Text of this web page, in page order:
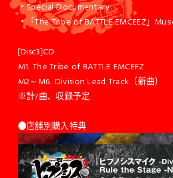
・Special Documentary
・「The Tribe of BATTLE EMCEEZ」
[Disc3]CD
M1. The Tribe of BATTLE EMCEEZ
M2～M6. Division Lead Track（新曲）
※計7曲、収録予定
●店舗別購入特典